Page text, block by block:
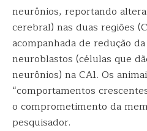
neurônios, reportando
cerebral) nas duas regiões
acompanhada de redução
neuroblastos (células que
neurônios) na CA1. Os
“comportamentos
o comprometimento da
pesquisador.